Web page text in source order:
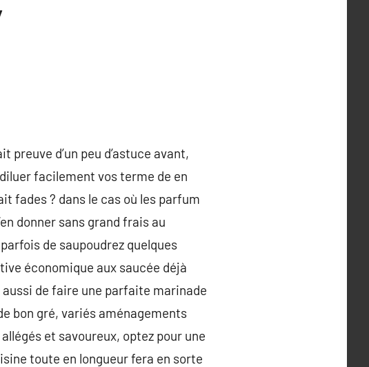
d’un peu d’astuce avant,
facilement vos terme de en
fades ? dans le cas où les parfum
donner sans grand frais au
de saupoudrez quelques
économique aux saucée déjà
de faire une parfaite marinade
bon gré, variés aménagements
et savoureux, optez pour une
toute en longueur fera en sorte